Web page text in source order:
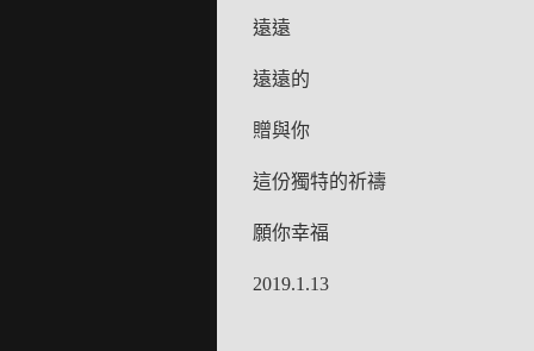
遠遠
遠遠的
贈與你
這份獨特的祈禱
願你幸福
2019.1.13